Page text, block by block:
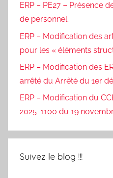
ERP – PE27 – Présence
de personnel.
ERP – Modification des
pour les « éléments
ERP – Modification des
arrêté du Arrêté du 1er
ERP – Modification du
2025-1100 du 19
Suivez le blog !!!